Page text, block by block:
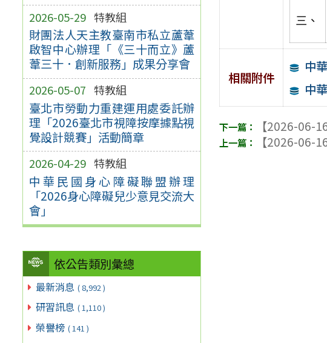
2026-05-29 特教組
財團法人天主教臺南市私立蘆葦
啟智中心辦理「《三十而立》蘆
葦三十．創新服務」成果分享會
2026-05-07 特教組
臺北市勞動力重建運用處委託辦
理「2026臺北市視障按摩據點視
覺設計競賽」活動簡章
2026-04-29 特教組
中華民國身心障礙聯盟辦理
「2026身心障礙兒少意見交流大
會」
依公告類別彙總
最新消息 ( 8,992 )
研習訊息 ( 1,110 )
榮譽榜 ( 141 )
三、
相關附件
中
中
【2026-06-16
【2026-06-16